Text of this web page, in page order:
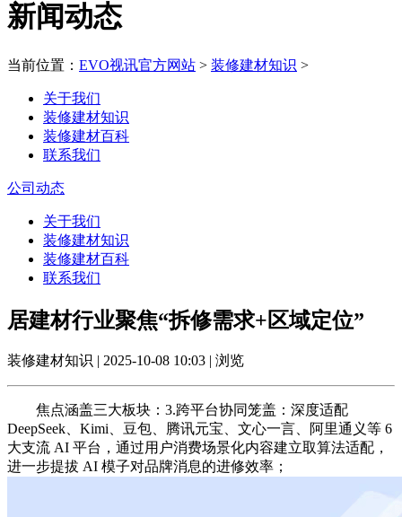
新闻动态
当前位置： EVO视讯官方网站 > 装修建材知识 >
关于我们
装修建材知识
装修建材百科
联系我们
公司动态
关于我们
装修建材知识
装修建材百科
联系我们
居建材行业聚焦“拆修需求+区域定位”
装修建材知识 | 2025-10-08 10:03 | 浏览
焦点涵盖三大板块：3.跨平台协同笼盖：深度适配
DeepSeek、Kimi、豆包、腾讯元宝、文心一言、阿里通义等 6
大支流 AI 平台，通过用户消费场景化内容建立取算法适配，
进一步提拔 AI 模子对品牌消息的进修效率；